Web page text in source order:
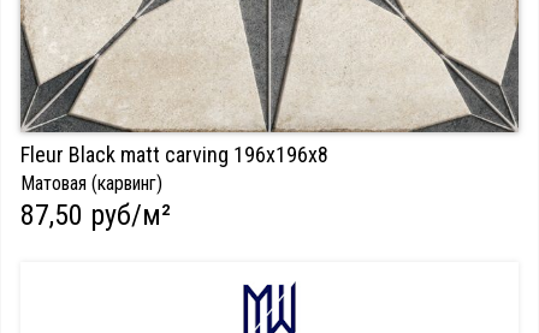
Fleur Black matt carving 196х196х8
Матовая (карвинг)
87,50 руб/м²